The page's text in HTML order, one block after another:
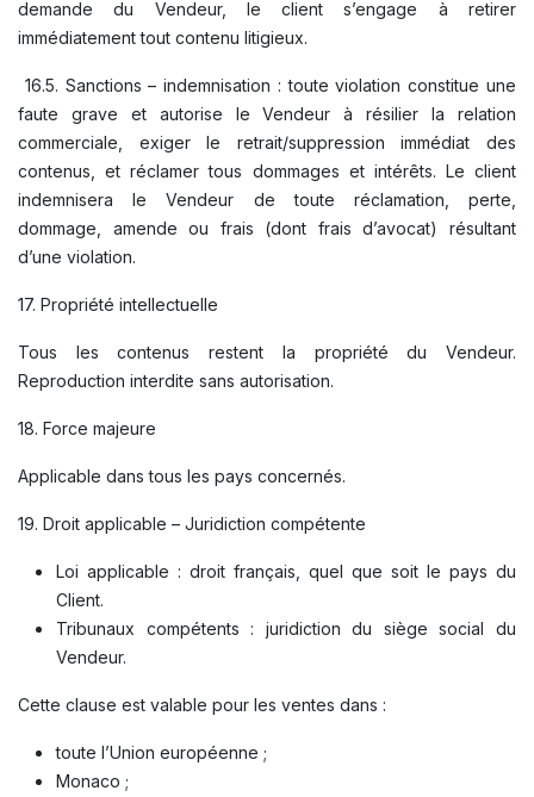
demande du Vendeur, le client s’engage à retirer
immédiatement tout contenu litigieux.
16.5. Sanctions – indemnisation : toute violation constitue une
faute grave et autorise le Vendeur à résilier la relation
commerciale, exiger le retrait/suppression immédiat des
contenus, et réclamer tous dommages et intérêts. Le client
indemnisera le Vendeur de toute réclamation, perte,
dommage, amende ou frais (dont frais d’avocat) résultant
d’une violation.
17. Propriété intellectuelle
Tous les contenus restent la propriété du Vendeur.
Reproduction interdite sans autorisation.
18. Force majeure
Applicable dans tous les pays concernés.
19. Droit applicable – Juridiction compétente
Loi applicable : droit français, quel que soit le pays du
Client.
Tribunaux compétents : juridiction du siège social du
Vendeur.
Cette clause est valable pour les ventes dans :
toute l’Union européenne ;
Monaco ;